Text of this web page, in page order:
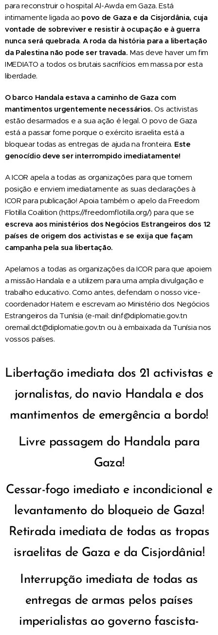
para reconstruir o hospital Al-Awda em Gaza. Está
intimamente ligada ao povo de Gaza e da Cisjordânia, cuja
vontade de sobreviver e resistir à ocupação e à guerra
nunca será quebrada. A roda da história para a libertação
da Palestina não pode ser travada. Mas deve haver um fim
IMEDIATO a todos os brutais sacrifícios em massa por esta
liberdade.
O barco Handala estava a caminho de Gaza com
mantimentos urgentemente necessários. Os activistas
estão desarmados e a sua ação é legal. O povo de Gaza
está a passar fome porque o exército israelita está a
bloquear todas as entregas de ajuda na fronteira. Este
genocídio deve ser interrompido imediatamente!
A ICOR apela a todas as organizações para que tomem
posição e enviem imediatamente as suas declarações à
ICOR para publicação! Apoia também o apelo da Freedom
Flotilla Coalition (https://freedomflotilla.org/) para que se
escreva aos ministérios dos Negócios Estrangeiros dos 12
países de origem dos activistas e se exija que façam
campanha pela sua libertação.
Apelamos a todas as organizações da ICOR para que apoiem
a missão Handala e a utilizem para uma ampla divulgação e
trabalho educativo. Como antes, defendam o nosso vice-
coordenador Hatem e escrevam ao Ministério dos Negócios
Estrangeiros da Tunísia (e-mail: dinf@diplomatie.gov.tn
oremail.dct@diplomatie.gov.tn ou à embaixada da Tunísia nos
vossos países.
Libertação imediata dos 21 activistas e
jornalistas, do navio Handala e dos
mantimentos de emergência a bordo!
Livre passagem do Handala para
Gaza!
Cessar-fogo imediato e incondicional e
levantamento do bloqueio de Gaza!
Retirada imediata de todas as tropas
israelitas de Gaza e da Cisjordânia!
Interrupção imediata de todas as
entregas de armas pelos países
imperialistas ao governo fascista-